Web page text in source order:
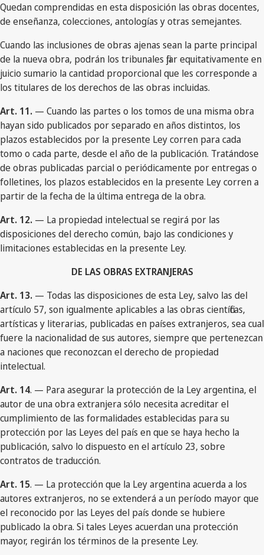
Quedan comprendidas en esta disposición las obras docentes,
de enseñanza, colecciones, antologías y otras semejantes.
Cuando las inclusiones de obras ajenas sean la parte principal
de la nueva obra, podrán los tribunales fijar equitativamente en
juicio sumario la cantidad proporcional que les corresponde a
los titulares de los derechos de las obras incluidas.
Art. 11. — Cuando las partes o los tomos de una misma obra
hayan sido publicados por separado en años distintos, los
plazos establecidos por la presente Ley corren para cada
tomo o cada parte, desde el año de la publicación. Tratándose
de obras publicadas parcial o periódicamente por entregas o
folletines, los plazos establecidos en la presente Ley corren a
partir de la fecha de la última entrega de la obra.
Art. 12. — La propiedad intelectual se regirá por las
disposiciones del derecho común, bajo las condiciones y
limitaciones establecidas en la presente Ley.
DE LAS OBRAS EXTRANJERAS
Art. 13. — Todas las disposiciones de esta Ley, salvo las del
artículo 57, son igualmente aplicables a las obras científicas,
artísticas y literarias, publicadas en países extranjeros, sea cual
fuere la nacionalidad de sus autores, siempre que pertenezcan
a naciones que reconozcan el derecho de propiedad
intelectual.
Art. 14. — Para asegurar la protección de la Ley argentina, el
autor de una obra extranjera sólo necesita acreditar el
cumplimiento de las formalidades establecidas para su
protección por las Leyes del país en que se haya hecho la
publicación, salvo lo dispuesto en el artículo 23, sobre
contratos de traducción.
Art. 15. — La protección que la Ley argentina acuerda a los
autores extranjeros, no se extenderá a un período mayor que
el reconocido por las Leyes del país donde se hubiere
publicado la obra. Si tales Leyes acuerdan una protección
mayor, regirán los términos de la presente Ley.